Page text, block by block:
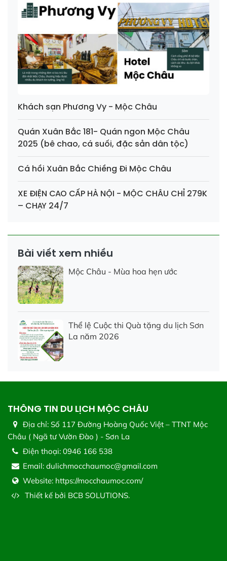
Khách sạn Phương Vy - Mộc Châu
Quán Xuân Bắc 181- Quán ngon Mộc Châu
2025 (bê chao, cá suối, đặc sản dân tộc)
Cá hồi Xuân Bắc Chiềng Đi Mộc Châu
XE ĐIỆN CAO CẤP HÀ NỘI - MỘC CHÂU CHỈ 279K
– CHẠY 24/7
Bài viết xem nhiều
Mộc Châu - Mùa hoa hẹn ước
Thể lệ Cuộc thi Quà tặng du lịch Sơn
La năm 2026
THÔNG TIN DU LỊCH MỘC CHÂU
Địa chỉ: Số 117 Đường Hoàng Quốc Việt – TTNT Mộc
Châu ( Ngã tư Vườn Đào ) - Sơn La
Điện thoại: 0946 166 538
Email: dulichmocchaumoc@gmail.com
Website: https://mocchaumoc.com/
Thiết kế bởi BCB SOLUTIONS.